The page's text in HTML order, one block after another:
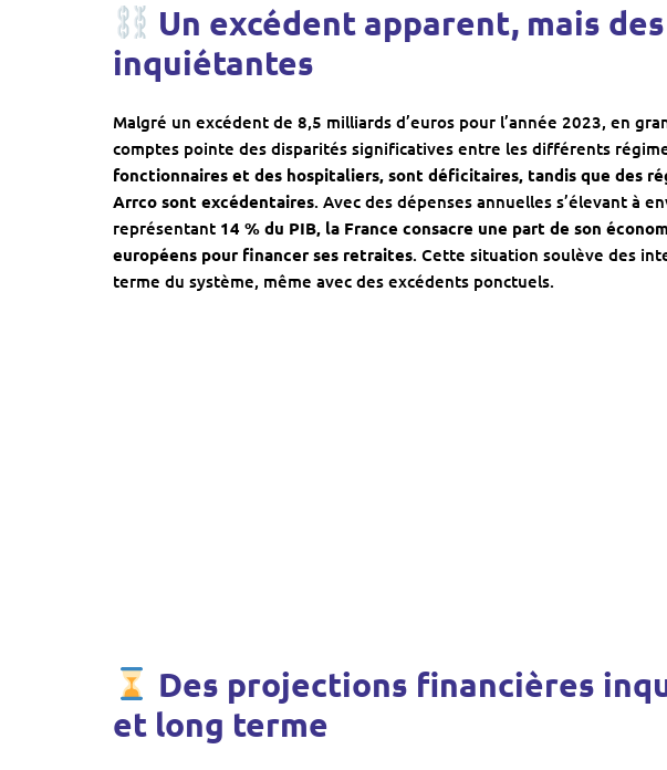
Un excédent apparent, mais
inquiétantes
Malgré un excédent de 8,5 milliards d’euros pour l’année 2023, en
comptes pointe des disparités significatives entre les différents
fonctionnaires et des hospitaliers, sont déficitaires, tandis que des
Arrco sont excédentaires. Avec des dépenses annuelles s’élevant à
représentant 14 % du PIB, la France consacre une part de son
européens pour financer ses retraites. Cette situation soulève des
terme du système, même avec des excédents ponctuels.
Des projections financières
et long terme